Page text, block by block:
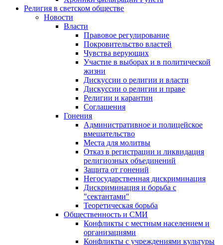
Религия в светском обществе
Новости
Власти
Правовое регулирование
Покровительство властей
Чувства верующих
Участие в выборах и в политической
жизни
Дискуссии о религии и власти
Дискуссии о религии и праве
Религии и карантин
Соглашения
Гонения
Административное и полицейское
вмешательство
Места для молитвы
Отказ в регистрации и ликвидация
религиозных объединений
Защита от гонений
Негосударственная дискриминация
Дискриминация и борьба с
"сектантами"
Теоретическая борьба
Общественность и СМИ
Конфликты с местным населением и
организациями
Конфликты с учреждениями культуры